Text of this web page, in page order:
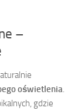
–
oświetlenia.
gdzie